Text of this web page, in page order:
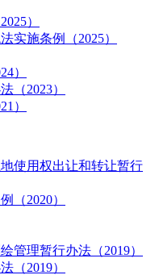
）
实施条例（2025）
）
（2023）
）
使用权出让和转让暂行
（2020）
管理暂行办法（2019）
（2019）